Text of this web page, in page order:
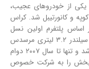
یکی از خودروهای عجیب،
و کانورتیبل شد. کراس
اساس پلتفرم اولین نسل
مرسدس بنز SLK شکل گرفت و از پیشرانه ۶ سیلندر ۳.۲ لیتری مرسدس
استفاده کرد. کراس فایر در سال ۲۰۰۳ معرفی شد و تنها تا سال ۲۰۰۷ دوام
بخش را به شرکت خصوص